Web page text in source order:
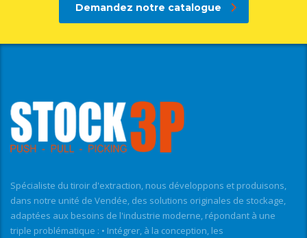
Demandez notre catalogue
Spécialiste du tiroir d'extraction, nous développons et produisons,
dans notre unité de Vendée, des solutions originales de stockage,
adaptées aux besoins de l'industrie moderne, répondant à une
triple problématique : • Intégrer, à la conception, les